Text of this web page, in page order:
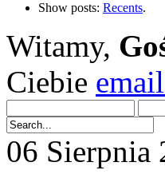
Show posts: Recents.
Witamy,
Ciebie
06 Sierpnia